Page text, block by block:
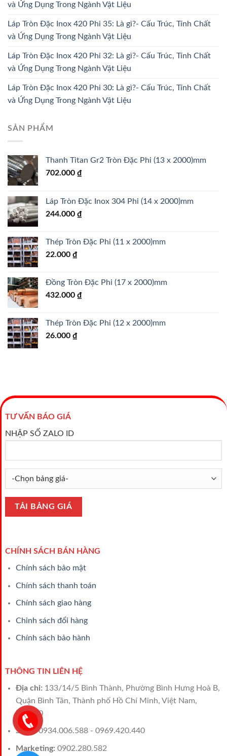
và Ứng Dụng Trong Ngành Vật Liệu
Láp Tròn Đặc Inox 420 Phi 35: Là gì?- Cấu Trúc, Tính Chất
và Ứng Dụng Trong Ngành Vật Liệu
Láp Tròn Đặc Inox 420 Phi 32: Là gì?- Cấu Trúc, Tính Chất
và Ứng Dụng Trong Ngành Vật Liệu
Láp Tròn Đặc Inox 420 Phi 30: Là gì?- Cấu Trúc, Tính Chất
và Ứng Dụng Trong Ngành Vật Liệu
SẢN PHẨM
Thanh Titan Gr2 Tròn Đặc Phi (13 x 2000)mm
702.000 ₫
Láp Tròn Đặc Inox 304 Phi (14 x 2000)mm
244.000 ₫
Thép Tròn Đặc Phi (11 x 2000)mm
22.000 ₫
Đồng Tròn Đặc Phi (17 x 2000)mm
432.000 ₫
Thép Tròn Đặc Phi (12 x 2000)mm
26.000 ₫
TƯ VẤN BÁO GIÁ
NHẬP SỐ ZALO ID
CHÍNH SÁCH BÁN HÀNG
Chính sách bảo mật
Chính sách thanh toán
Chính sách giao hàng
Chinh sách đổi hàng
Chính sách bảo hành
THÔNG TIN LIÊN HỆ
Địa chỉ: 133/14/5 Bình Thành, Phường Bình Hưng Hoà B,
Quận Bình Tân, Thành phố Hồ Chí Minh, Việt Nam,
700000
Sales:0934.006.588 - 0969.420.440
Marketing: 0902.280.582